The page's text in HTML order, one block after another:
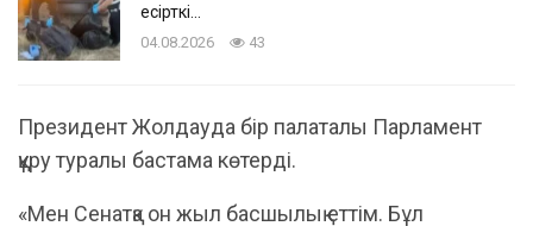
есірткі…
04.08.2026 43
Президент Жолдауда бір палаталы Парламент
құру туралы бастама көтерді.
«Мен Сенатқа он жыл басшылық еттім. Бұл